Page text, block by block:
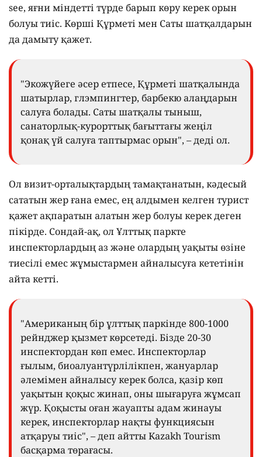
see, яғни міндетті түрде барып көру керек орын
болуы тиіс. Көрші Құрметі мен Саты шатқалдарын
да дамыту қажет.
"Экожүйеге әсер етпесе, Құрметі шатқалында
шатырлар, глэмпингтер, барбекю алаңдарын
салуға болады. Саты шатқалы тыныш,
санаторлық-курорттық бағыттағы жеңіл
қонақ үй салуға таптырмас орын", – деді ол.
Ол визит-орталықтардың тамақтанатын, кәдесый
сататын жер ғана емес, ең алдымен келген турист
қажет ақпаратын алатын жер болуы керек деген
пікірде. Сондай-ақ, ол Ұлттық паркте
инспекторлардың аз және олардың уақыты өзіне
тиесілі емес жұмыстармен айналысуға кететінін
айта кетті.
"Американың бір ұлттық паркінде 800-1000
рейнджер қызмет көрсетеді. Бізде 20-30
инспектордан көп емес. Инспекторлар
ғылым, биоалуантүрлілікпен, жануарлар
әлемімен айналысу керек болса, қазір көп
уақытын қоқыс жинап, оны шығаруға жұмсап
жүр. Қоқысты оған жауапты адам жинауы
керек, инспекторлар нақты функциясын
атқаруы тиіс", – деп айтты Kazakh Tourism
басқарма төрағасы.